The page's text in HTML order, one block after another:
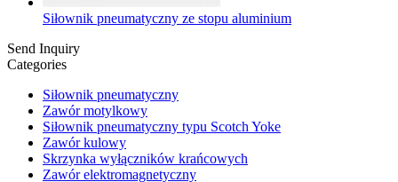
Siłownik pneumatyczny ze stopu aluminium
Send Inquiry
Categories
Siłownik pneumatyczny
Zawór motylkowy
Siłownik pneumatyczny typu Scotch Yoke
Zawór kulowy
Skrzynka wyłączników krańcowych
Zawór elektromagnetyczny